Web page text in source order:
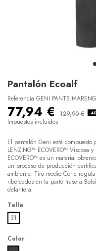
Pantalón Ecoalf
Referencia GENI
77,94 € 129,90 € -
Impuestos incluidos
El pantalón Geni está
LENZING™ ECOVERO™ Viscosa
ECOVERO™ es un material
un proceso de producción
ambiente. Tiro medio Corte
ribeteados en la parte trasera
delantera
Talla
31
Color